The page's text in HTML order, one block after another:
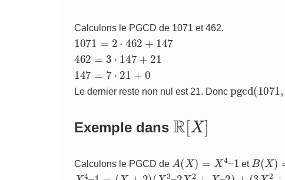
Calculons le PGCD de 1071 et 462.
1071 2⋅ 462+ 147
462
⋅147+21
147
⋅21+
Le dernier reste non nul est 21. Donc
pgcd(1071
Exemple dans
R[X]
Calculons le PGCD de
A (X)= –1
et
B(X)=
X4 1 X+2 X3 –2X 2+X– +( 3X 3)